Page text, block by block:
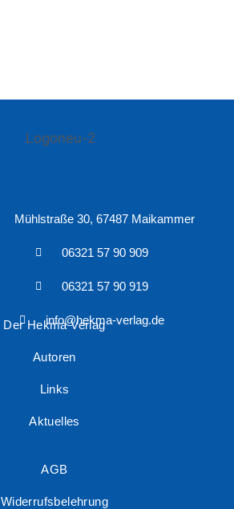
Mühlstraße 30, 67487 Maikammer
06321 57 90 909
06321 57 90 919
info@hekma-verlag.de
Der Hekma Verlag
Autoren
Links
Aktuelles
AGB
Widerrufsbelehrung